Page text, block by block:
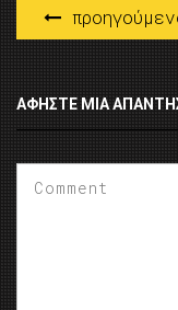
ΑΦΉΣΤΕ ΜΙΑ